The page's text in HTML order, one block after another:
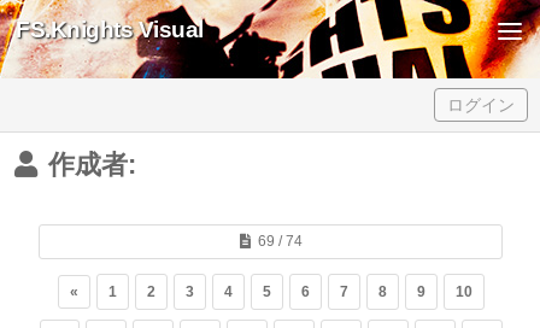
Skip to content
FS.Knights Visual
ログイン
作成者:
69 / 74
« 1 2 3 4 5 6 7 8 9 10